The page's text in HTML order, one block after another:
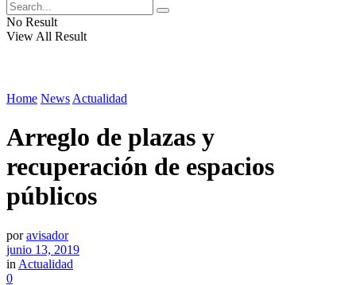
No Result
View All Result
Home News Actualidad
Arreglo de plazas y
recuperación de espacios
públicos
por avisador
junio 13, 2019
in Actualidad
0